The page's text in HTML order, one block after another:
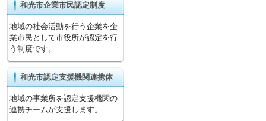
和光市企業市民認定制度
地域の社会活動を行う企業を企
業市民として市役所が認定を行
う制度です。
和光市認定支援機関連携体
地域の事業所を認定支援機関の
連携チームが支援します。